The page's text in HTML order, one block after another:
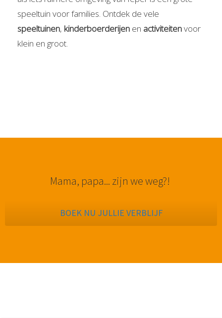
speeltuin voor families. Ontdek de vele
speeltuinen, kinderboerderijen en activiteitenvoor
klein en groot.
Mama, papa... zijn we weg?!
BOEK NU JULLIE VERBLIJF